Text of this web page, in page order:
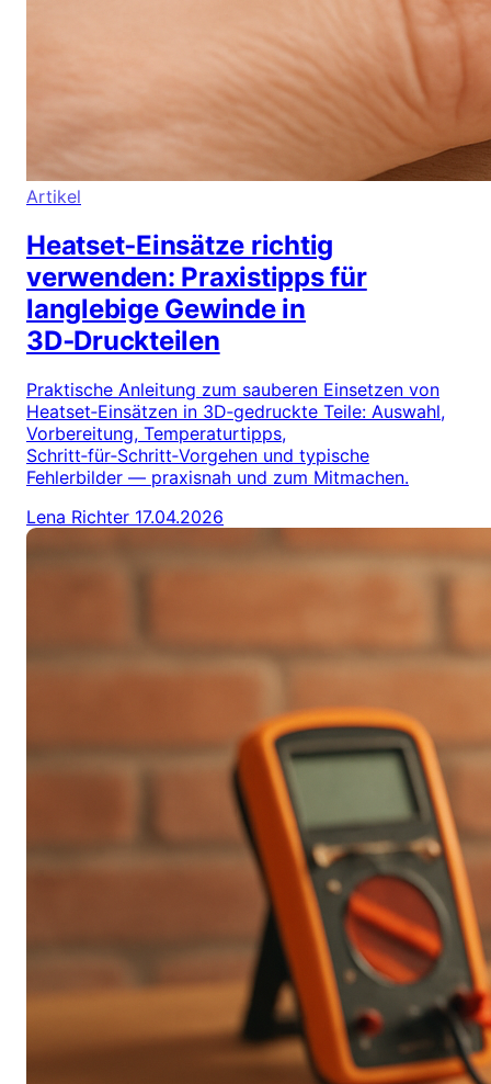
Artikel
Heatset‑Einsätze richtig
verwenden: Praxistipps für
langlebige Gewinde in
3D‑Druckteilen
Praktische Anleitung zum sauberen Einsetzen von
Heatset‑Einsätzen in 3D‑gedruckte Teile: Auswahl,
Vorbereitung, Temperaturtipps,
Schritt‑für‑Schritt‑Vorgehen und typische
Fehlerbilder — praxisnah und zum Mitmachen.
Lena Richter 17.04.2026